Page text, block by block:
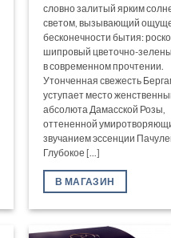
словно залитый ярким
светом, вызывающий
бесконечности бытия:
шипровый цветочно-
в современном прочтении.
Утонченная свежесть
уступает место
абсолюта Дамасской Розы,
оттененной
звучанием эссенции
Глубокое [...]
В МАГАЗИН